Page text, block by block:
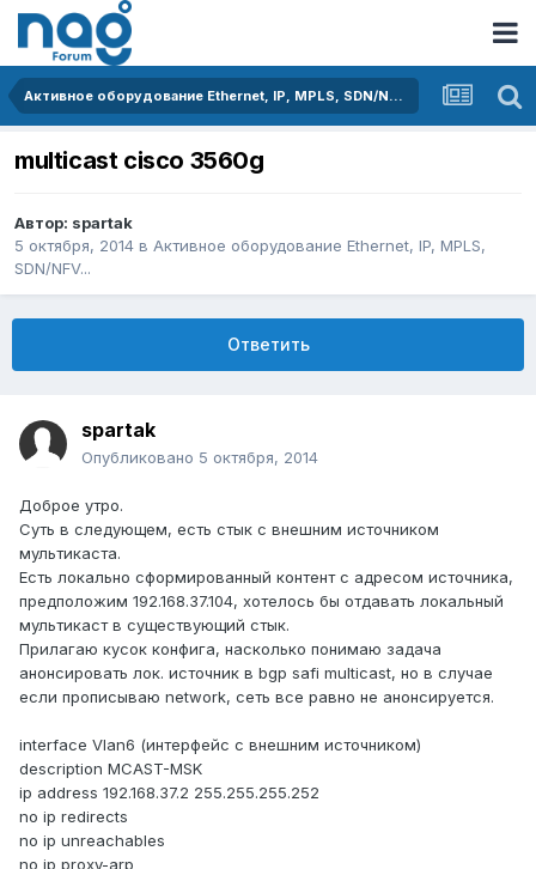
Активное оборудование Ethernet, IP, MPLS, SDN/NFV...
multicast cisco 3560g
Автор: spartak
5 октября, 2014 в Активное оборудование Ethernet, IP, MPLS,
SDN/NFV...
Ответить
spartak
Опубликовано 5 октября, 2014
Доброе утро.
Суть в следующем, есть стык с внешним источником
мультикаста.
Есть локально сформированный контент с адресом источника,
предположим 192.168.37.104, хотелось бы отдавать локальный
мультикаст в существующий стык.
Прилагаю кусок конфига, насколько понимаю задача
анонсировать лок. источник в bgp safi multicast, но в случае
если прописываю network, сеть все равно не анонсируется.
interface Vlan6 (интерфейс с внешним источником)
description MCAST-MSK
ip address 192.168.37.2 255.255.255.252
no ip redirects
no ip unreachables
no ip proxy-arp